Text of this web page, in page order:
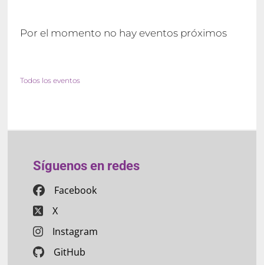
Por el momento no hay eventos próximos
Todos los eventos
Síguenos en redes
Facebook
X
Instagram
GitHub